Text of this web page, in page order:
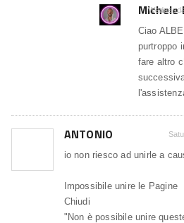
Michele
Ciao
purtroppo
fare altro
ANTONIO
io non riesco ad unirle a
Impossibile unire le Pagine
Chiudi
"Non è possibile unire